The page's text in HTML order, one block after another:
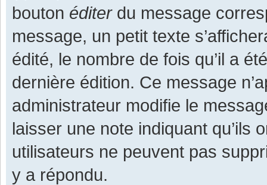
bouton éditerdu message
message, un petit texte
édité, le nombre de fois qu’il a
dernière édition. Ce message
administrateur modifie le
laisser une note indiquant qu’ils
utilisateurs ne peuvent pas
y a répondu.